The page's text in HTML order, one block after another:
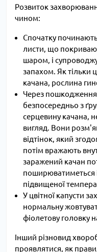
Розвиток
чином:
Спочатку починають
листи, що
шаром, і
запахом. Як тільки
качана, рослина
Через
безпосередньо з
серцевину качана,
вигляд. Вони
відтінок, який
потім вражають
заражений качан
поширюватиметься
підвищеної
У цвітної капусти
нормальну
фіолетову головку
Інший різновид
проявлятися, як